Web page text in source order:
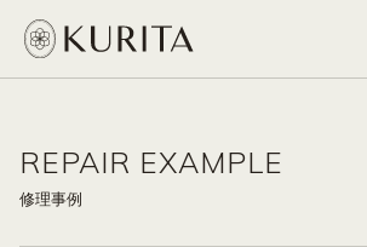
REPAIR EXAMPLE
修理事例